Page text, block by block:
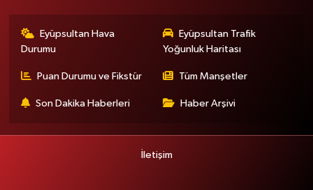
Eyüpsultan Hava
Durumu
Eyüpsultan Trafik
Yoğunluk Haritası
Puan Durumu ve Fikstür Tüm Manşetler
Son Dakika Haberleri Haber Arşivi
İletişim